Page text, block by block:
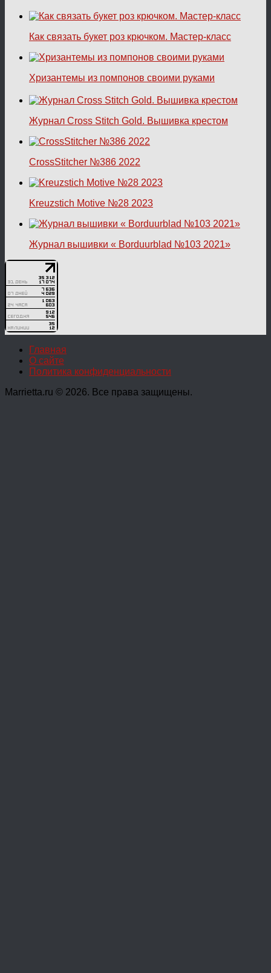
Как связать букет роз крючком. Мастер-класс
Хризантемы из помпонов своими руками
Журнал Cross Stitch Gold. Вышивка крестом
CrossStitcher №386 2022
Kreuzstich Motive №28 2023
Журнал вышивки « Borduurblad №103 2021»
Главная
О сайте
Политика конфиденциальности
Marrietta.ru © 2026. Все права защищены.